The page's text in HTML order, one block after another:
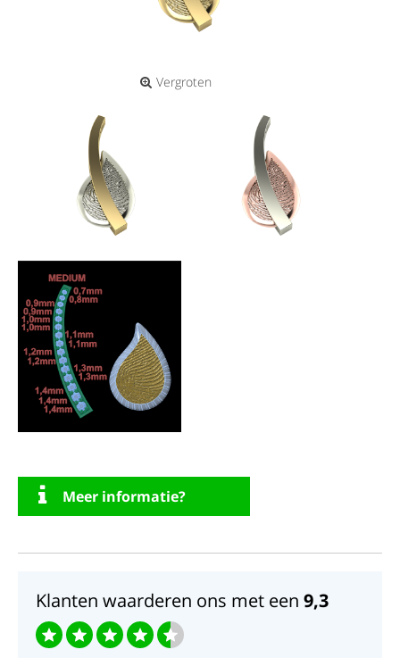
Vergroten
Meer informatie?
Klanten waarderen ons met een 9,3